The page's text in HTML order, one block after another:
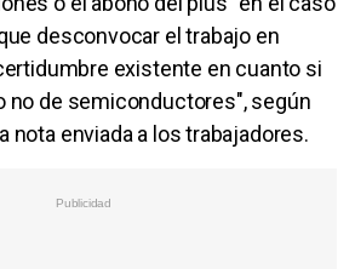
desconvocar el trabajo en
existente en cuanto si
no de semiconductores", según
nota enviada a los trabajadores.